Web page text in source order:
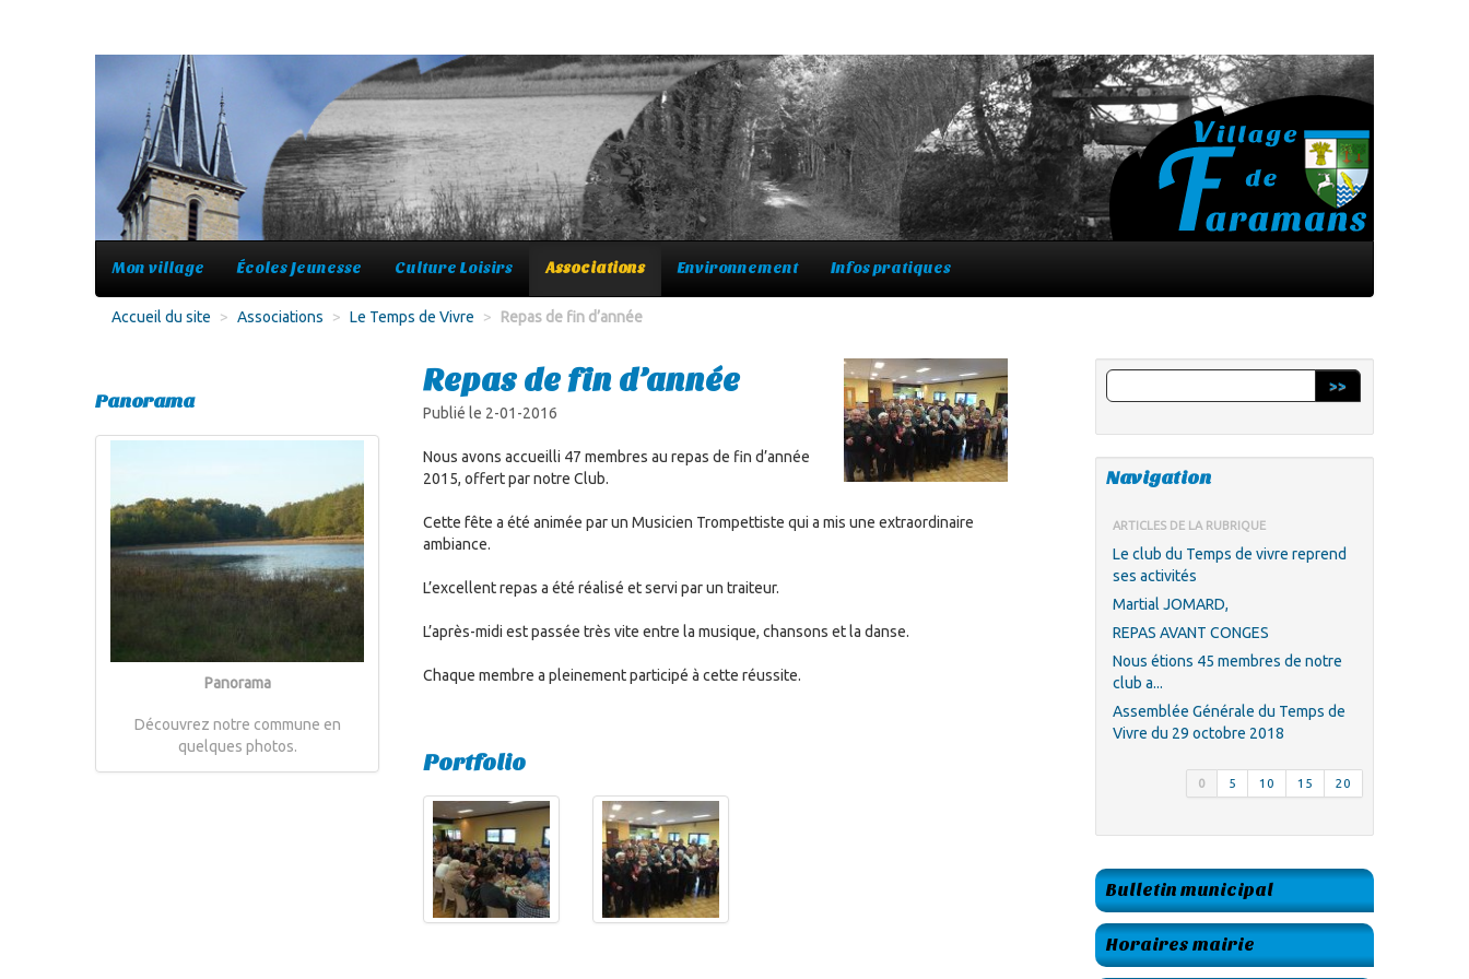
Mon village Écoles Jeunesse Culture Loisirs Associations Environnement Infos pratiques
Accueil du site > Associations > Le Temps de Vivre > Repas de fin d’année
Repas de fin d’année
Publié le 2-01-2016
Nous avons accueilli 47 membres au repas de fin d’année
2015, offert par notre Club.
Cette fête a été animée par un Musicien Trompettiste qui a mis une extraordinaire
ambiance.
L’excellent repas a été réalisé et servi par un traiteur.
L’après-midi est passée très vite entre la musique, chansons et la danse.
Chaque membre a pleinement participé à cette réussite.
Portfolio
>>
Navigation
ARTICLES DE LA RUBRIQUE
Le club du Temps de vivre reprend
ses activités
Martial JOMARD,
REPAS AVANT CONGES
Nous étions 45 membres de notre
club a...
Assemblée Générale du Temps de
Vivre du 29 octobre 2018
0 5 10 15 20
Bulletin municipal
Horaires mairie
Panorama
Panorama
Découvrez notre commune en
quelques photos.